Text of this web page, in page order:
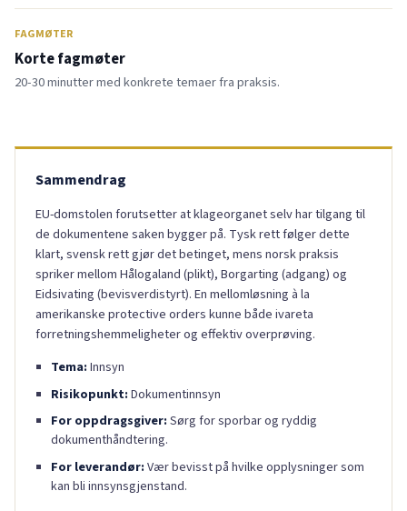
FAGMØTER
Korte fagmøter
20-30 minutter med konkrete temaer fra praksis.
Sammendrag
EU-domstolen forutsetter at klageorganet selv har tilgang til
de dokumentene saken bygger på. Tysk rett følger dette
klart, svensk rett gjør det betinget, mens norsk praksis
spriker mellom Hålogaland (plikt), Borgarting (adgang) og
Eidsivating (bevisverdistyrt). En mellomløsning à la
amerikanske protective orders kunne både ivareta
forretningshemmeligheter og effektiv overprøving.
Tema: Innsyn
Risikopunkt: Dokumentinnsyn
For oppdragsgiver: Sørg for sporbar og ryddig
dokumenthåndtering.
For leverandør: Vær bevisst på hvilke opplysninger som
kan bli innsynsgjenstand.